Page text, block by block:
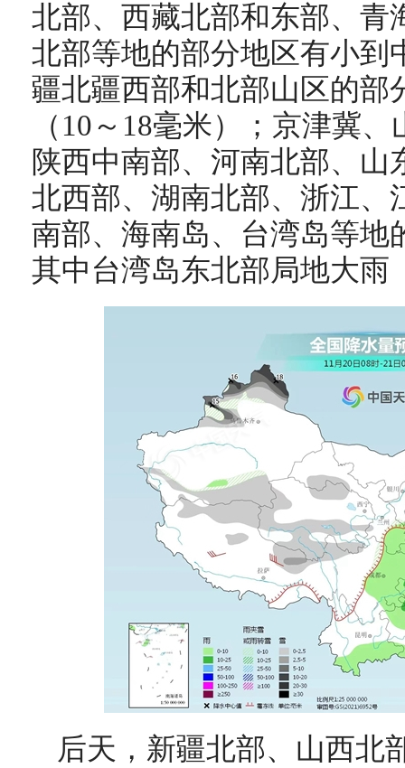
北部、西藏北部和东部、青
北部等地的部分地区有小到
疆北疆西部和北部山区的部
（ 10～ 18毫米） ； 京津冀、
陕西中南部、河南北部、山
北西部、湖南北部、浙江、
南部、 海南岛、 台湾岛等地
其中台湾岛东北部局地大雨
后天， 新疆北部、 山西北